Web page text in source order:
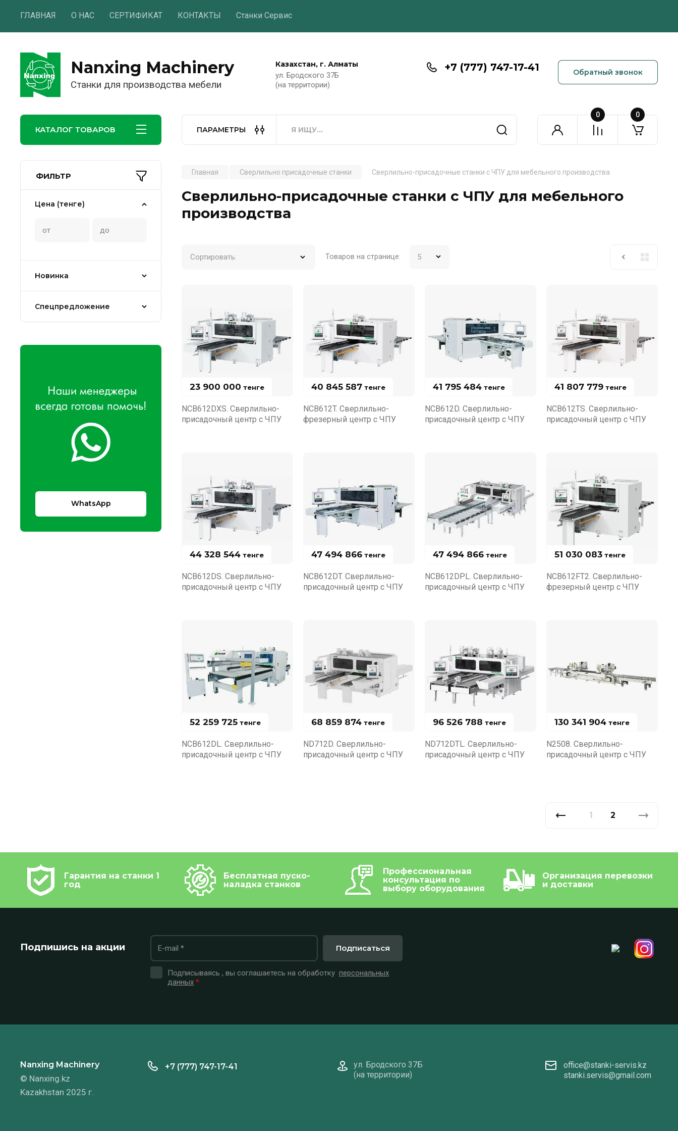
ГЛАВНАЯ О НАС СЕРТИФИКАТ КОНТАКТЫ Станки Сервис
Nanxing Machinery
Станки для производства мебели
Казахстан, г. Алматы
ул. Бродского 37Б
(на территории)
+7 (777) 747-17-41 Обратный звонок
КАТАЛОГ ТОВАРОВ ПАРАМЕТРЫ
0 0
ФИЛЬТР
Цена (тенге)
Новинка
Спецпредложение
WhatsApp
Главная Сверлильно присадочные станки Сверлильно-присадочные станки с ЧПУ для мебельного производства
Сверлильно-присадочные станки с ЧПУ для мебельного
производства
Сортировать: Товаров на странице:
23 900 000 тенге
NCB612DXS. Сверлильно-
присадочный центр с ЧПУ
40 845 587 тенге
NCB612T. Сверлильно-
фрезерный центр с ЧПУ
41 795 484 тенге
NCB612D. Сверлильно-
присадочный центр с ЧПУ
41 807 779 тенге
NCB612TS. Сверлильно-
присадочный центр с ЧПУ
44 328 544 тенге
NCB612DS. Сверлильно-
присадочный центр с ЧПУ
47 494 866 тенге
NCB612DT. Сверлильно-
присадочный центр с ЧПУ
47 494 866 тенге
NCB612DPL. Сверлильно-
присадочный центр с ЧПУ
51 030 083 тенге
NCB612FT2. Сверлильно-
фрезерный центр с ЧПУ
52 259 725 тенге
NCB612DL. Сверлильно-
присадочный центр с ЧПУ
68 859 874 тенге
ND712D. Сверлильно-
присадочный центр с ЧПУ
96 526 788 тенге
ND712DTL. Сверлильно-
присадочный центр с ЧПУ
130 341 904 тенге
N2508. Сверлильно-
присадочный центр с ЧПУ
1 2
Гарантия на станки 1
год
Бесплатная пуско-
наладка станков
Профессиональная
консультация по
выбору оборудования
Организация перевозки
и доставки
Подпишись на акции
Подписываясь , вы соглашаетесь на обработку персональных
данных *
Подписаться
Nanxing Machinery
© Nanxing.kz
Kazakhstan 2025 г.
+7 (777) 747-17-41
ул. Бродского 37Б
(на территории)
office@stanki-servis.kz
stanki.servis@gmail.com